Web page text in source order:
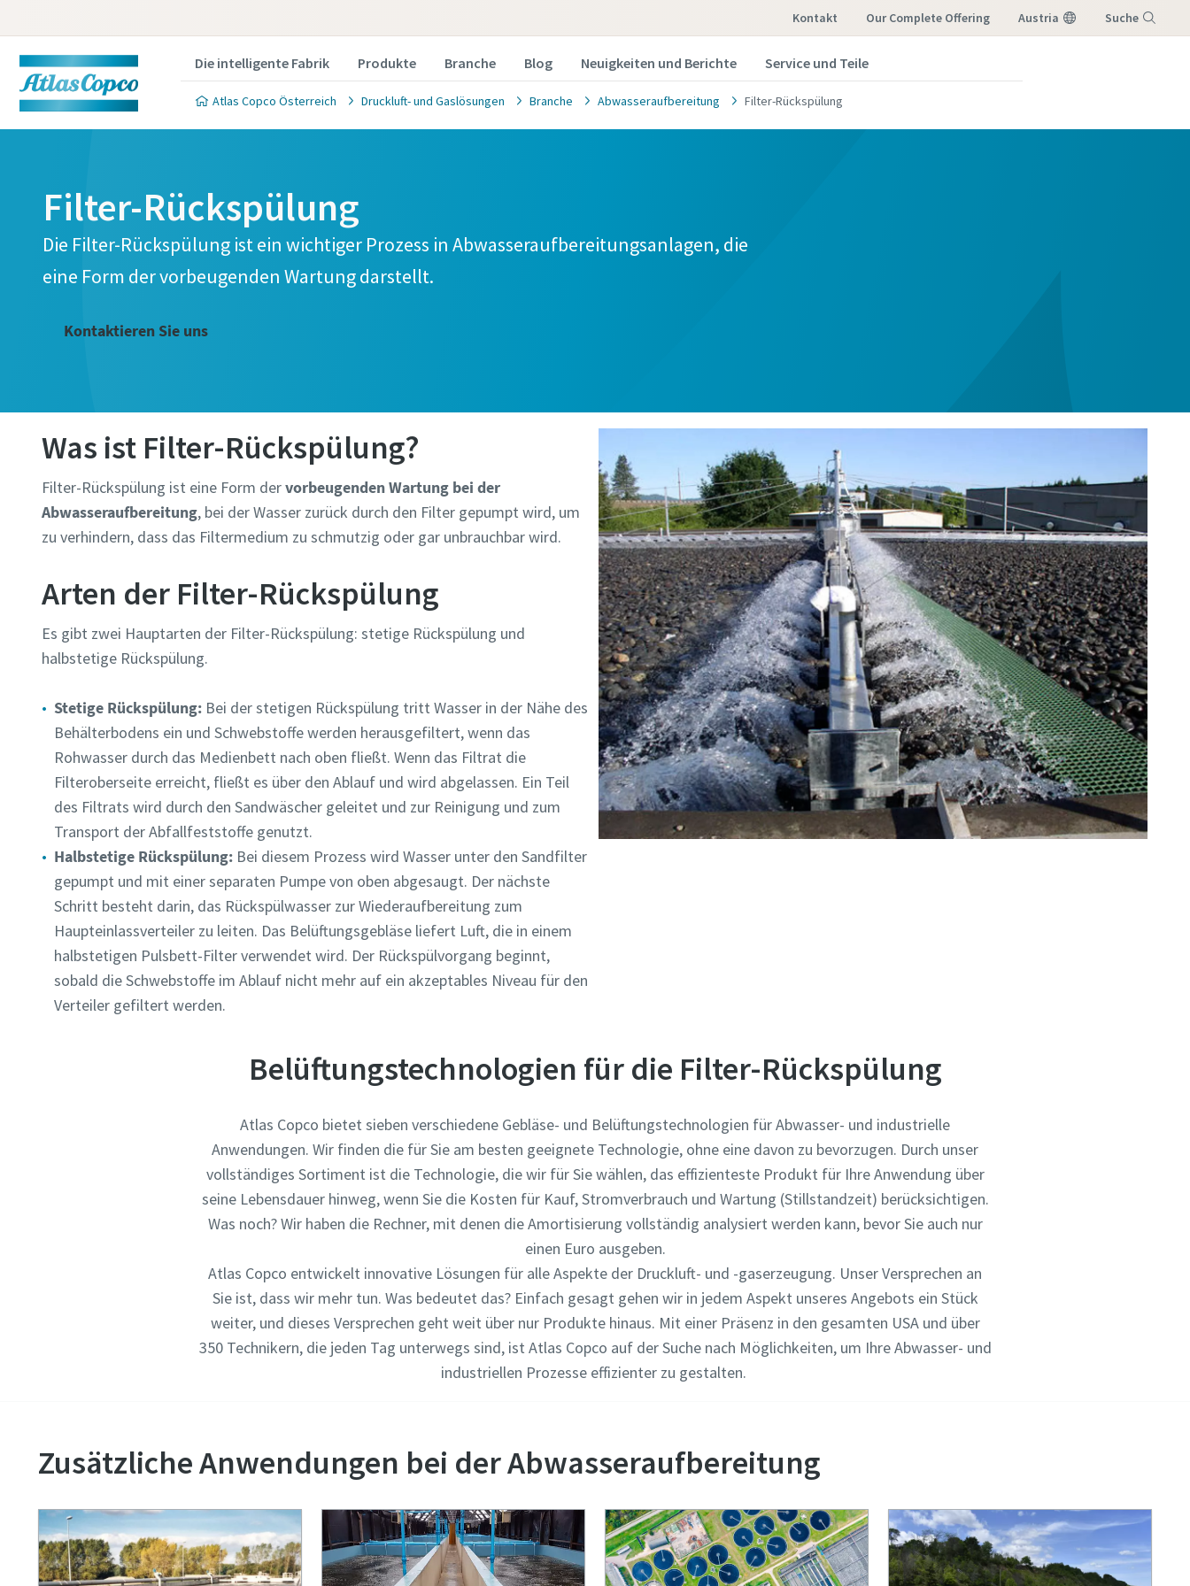
Kontakt Our Complete Offering Austria Suche
Die intelligente Fabrik Produkte Branche Blog Neuigkeiten und Berichte Service und Teile
Atlas Copco Österreich Druckluft- und Gaslösungen Branche Abwasseraufbereitung Filter-Rückspülung
Filter-Rückspülung
Die Filter-Rückspülung ist ein wichtiger Prozess in Abwasseraufbereitungsanlagen, die
eine Form der vorbeugenden Wartung darstellt.
Kontaktieren Sie uns
Was ist Filter-Rückspülung?
Filter-Rückspülung ist eine Form dervorbeugenden Wartung bei der
Abwasseraufbereitung, bei der Wasser zurück durch den Filter gepumpt wird, um
zu verhindern, dass das Filtermedium zu schmutzig oder gar unbrauchbar wird.
Arten der Filter-Rückspülung
Es gibt zwei Hauptarten der Filter-Rückspülung: stetige Rückspülung und
halbstetige Rückspülung.
Stetige Rückspülung:Bei der stetigen Rückspülung tritt Wasser in der Nähe des
Behälterbodens ein und Schwebstoffe werden herausgefiltert, wenn das
Rohwasser durch das Medienbett nach oben fließt. Wenn das Filtrat die
Filteroberseite erreicht, fließt es über den Ablauf und wird abgelassen. Ein Teil
des Filtrats wird durch den Sandwäscher geleitet und zur Reinigung und zum
Transport der Abfallfeststoffe genutzt.
Halbstetige Rückspülung: Bei diesem Prozess wird Wasser unter den Sandfilter
gepumpt und mit einer separaten Pumpe von oben abgesaugt. Der nächste
Schritt besteht darin, das Rückspülwasser zur Wiederaufbereitung zum
Haupteinlassverteiler zu leiten. Das Belüftungsgebläse liefert Luft, die in einem
halbstetigen Pulsbett-Filter verwendet wird. Der Rückspülvorgang beginnt,
sobald die Schwebstoffe im Ablauf nicht mehr auf ein akzeptables Niveau für den
Verteiler gefiltert werden.
Belüftungstechnologien für die Filter-Rückspülung
Atlas Copco bietet sieben verschiedene Gebläse- und Belüftungstechnologien für Abwasser- und industrielle
Anwendungen. Wir finden die für Sie am besten geeignete Technologie, ohne eine davon zu bevorzugen. Durch unser
vollständiges Sortiment ist die Technologie, die wir für Sie wählen, das effizienteste Produkt für Ihre Anwendung über
seine Lebensdauer hinweg, wenn Sie die Kosten für Kauf, Stromverbrauch und Wartung (Stillstandzeit) berücksichtigen.
Was noch? Wir haben die Rechner, mit denen die Amortisierung vollständig analysiert werden kann, bevor Sie auch nur
einen Euro ausgeben.
Atlas Copco entwickelt innovative Lösungen für alle Aspekte der Druckluft- und -gaserzeugung. Unser Versprechen an
Sie ist, dass wir mehr tun. Was bedeutet das? Einfach gesagt gehen wir in jedem Aspekt unseres Angebots ein Stück
weiter, und dieses Versprechen geht weit über nur Produkte hinaus. Mit einer Präsenz in den gesamten USA und über
350 Technikern, die jeden Tag unterwegs sind, ist Atlas Copco auf der Suche nach Möglichkeiten, um Ihre Abwasser- und
industriellen Prozesse effizienter zu gestalten.
Zusätzliche Anwendungen bei der Abwasseraufbereitung
Produktanfrage
Mail-Adresse klicken:website.austria@atlascopco.com
Alle mit (*) gekennzeichnete Felder sind Pflichtfelder.
Persönliche Angaben
Nachname
E-Mail
Telefon
Weitere Informationen
Land
Stadt
Postleitzahl
Anfordern
Anforderungstyp
Beliebige Frage oder Anforderung
Wenn Sie diese Anfrage absenden, kann Atlas Copco Sie anhand der
gesammelten Informationen kontaktieren. Weitere Informationen
finden Sie in unserer Datenschutzrichtlinie.